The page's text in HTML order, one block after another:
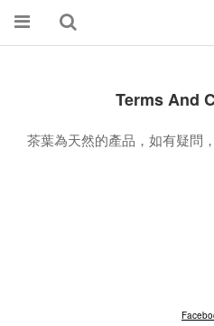
Terms And
茶葉為天然的產品，如有疑問